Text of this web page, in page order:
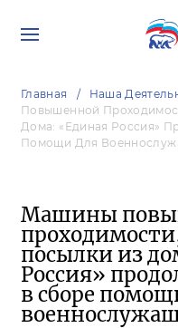
Главная Наша
Повышенной
Дома: «Единая Россия»
Помощи Для
Машины
посылки из
Россия»
в сборе